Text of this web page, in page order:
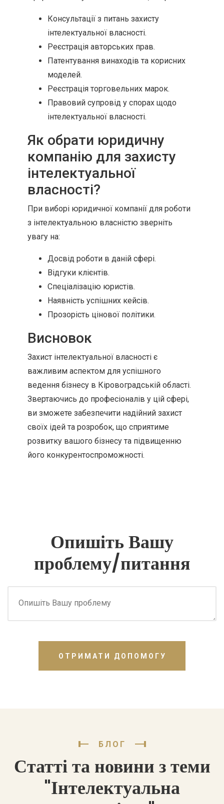
Консультації з питань захисту
інтелектуальної власності.
Реєстрація авторських прав.
Патентування винаходів та корисних
моделей.
Реєстрація торговельних марок.
Правовий супровід у спорах щодо
інтелектуальної власності.
Як обрати юридичну
компанію для захисту
інтелектуальної
власності?
При виборі юридичної компанії для роботи
з інтелектуальною власністю зверніть
увагу на:
Досвід роботи в даній сфері.
Відгуки клієнтів.
Спеціалізацію юристів.
Наявність успішних кейсів.
Прозорість цінової політики.
Висновок
Захист інтелектуальної власності є
важливим аспектом для успішного
ведення бізнесу в Кіровоградській області.
Звертаючись до професіоналів у цій сфері,
ви зможете забезпечити надійний захист
своїх ідей та розробок, що сприятиме
розвитку вашого бізнесу та підвищенню
його конкурентоспроможності.
Опишіть Вашу
проблему/питання
ОТРИМАТИ ДОПОМОГУ
БЛОГ
Статті та новини з теми
"Інтелектуальна